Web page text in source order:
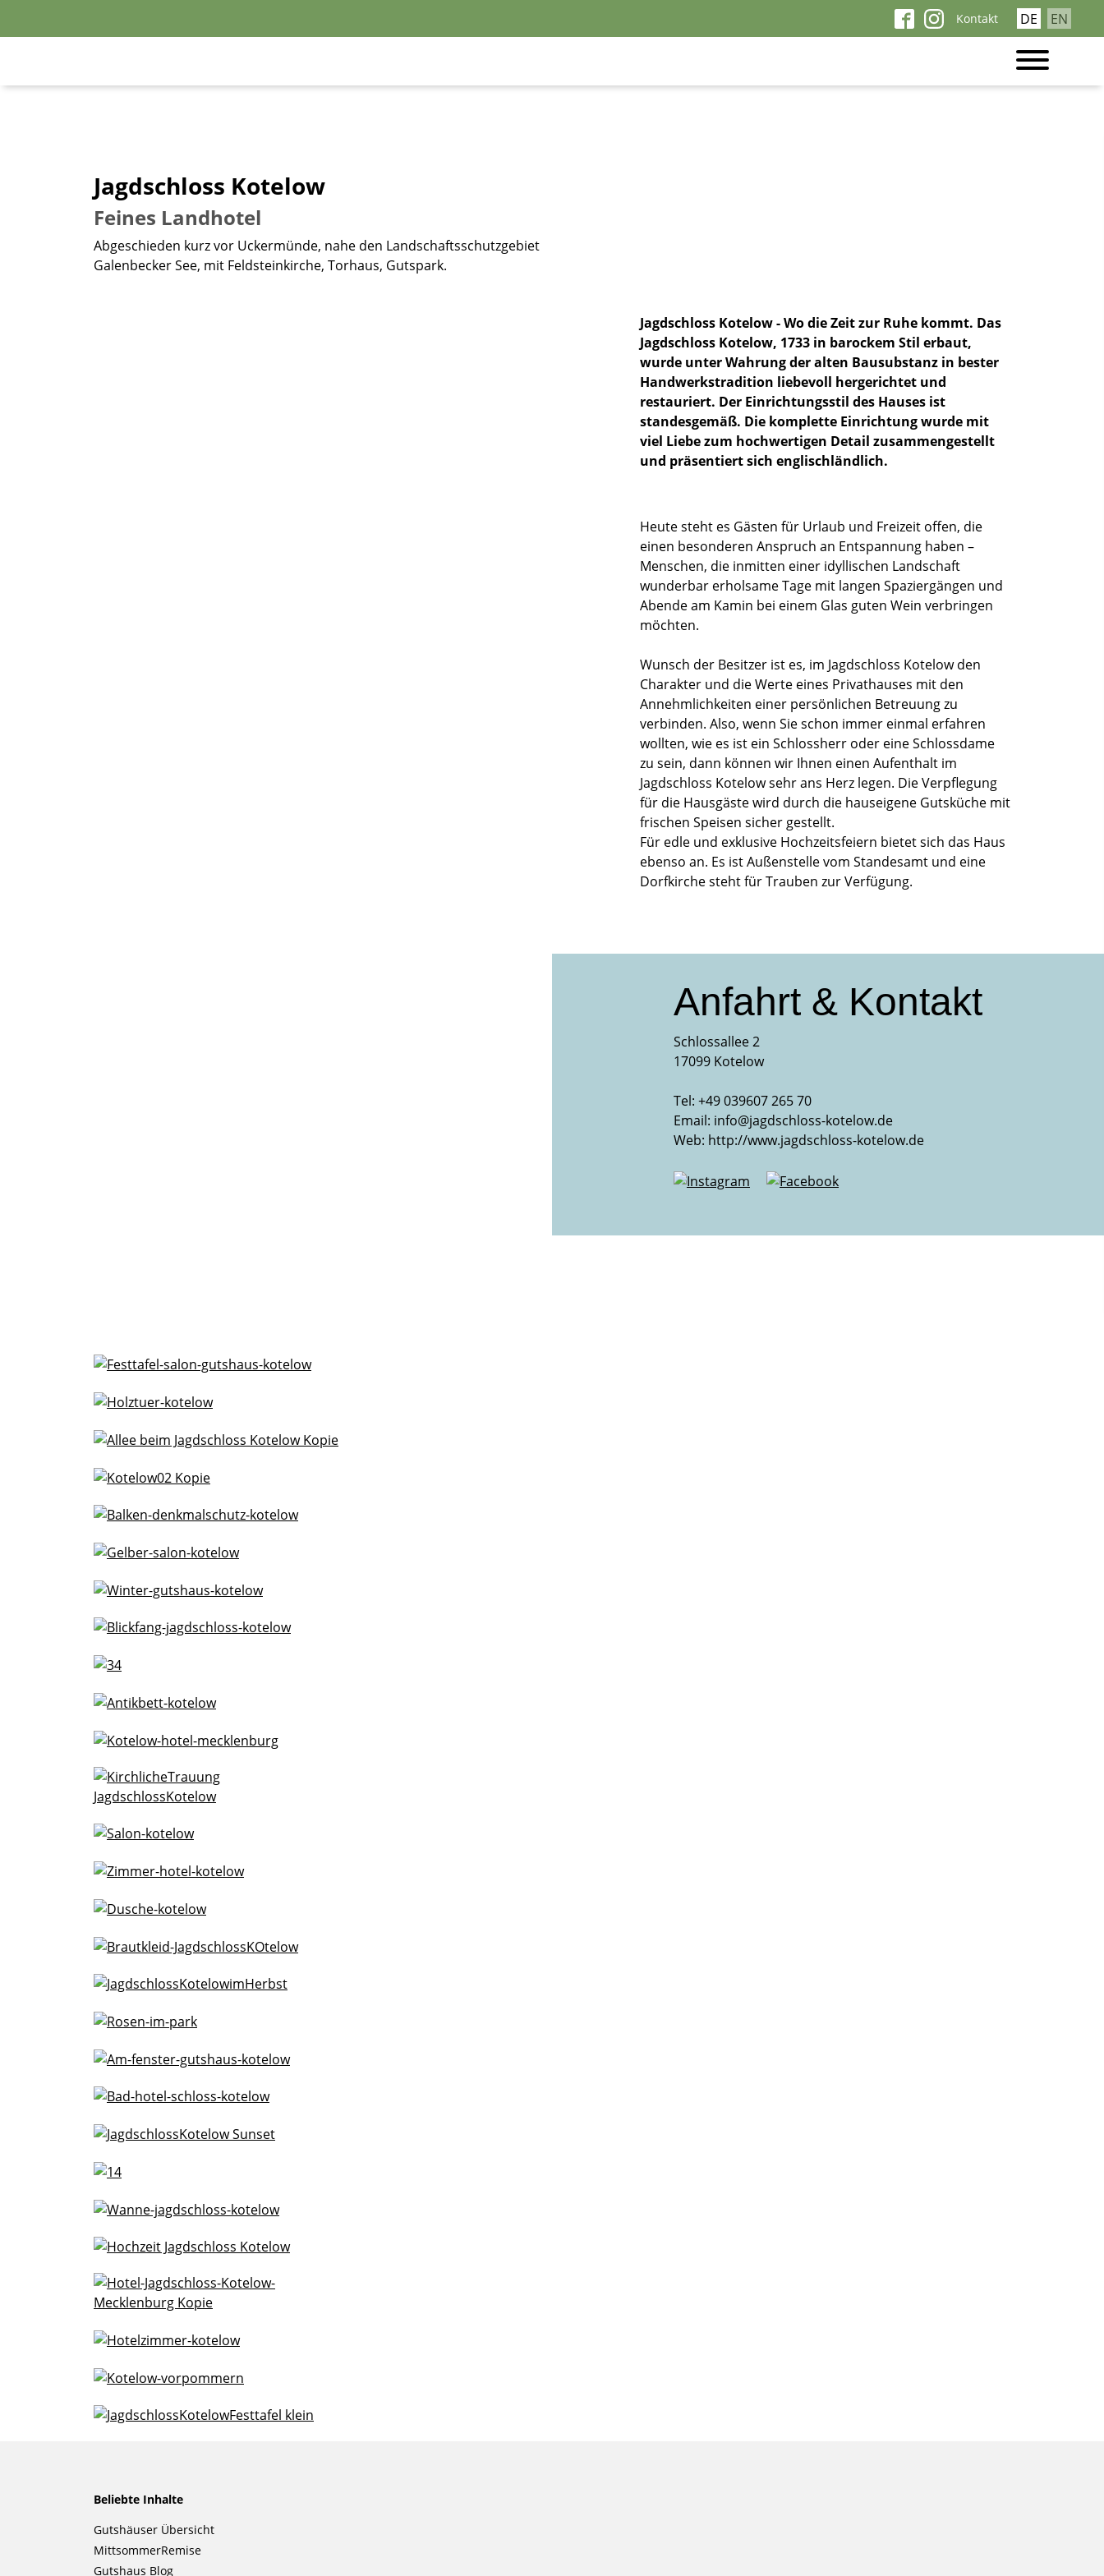
Navigation
überspringen
Kontakt DE EN
Jagdschloss Kotelow
Feines Landhotel
Abgeschieden kurz vor Uckermünde, nahe den Landschaftsschutzgebiet
Galenbecker See, mit Feldsteinkirche, Torhaus, Gutspark.
Jagdschloss Kotelow - Wo die Zeit zur Ruhe kommt. Das
Jagdschloss Kotelow, 1733 in barockem Stil erbaut,
wurde unter Wahrung der alten Bausubstanz in bester
Handwerkstradition liebevoll hergerichtet und
restauriert. Der Einrichtungsstil des Hauses ist
standesgemäß. Die komplette Einrichtung wurde mit
viel Liebe zum hochwertigen Detail zusammengestellt
und präsentiert sich englischländlich.
Heute steht es Gästen für Urlaub und Freizeit offen, die
einen besonderen Anspruch an Entspannung haben –
Menschen, die inmitten einer idyllischen Landschaft
wunderbar erholsame Tage mit langen Spaziergängen und
Abende am Kamin bei einem Glas guten Wein verbringen
möchten.
Wunsch der Besitzer ist es, im Jagdschloss Kotelow den
Charakter und die Werte eines Privathauses mit den
Annehmlichkeiten einer persönlichen Betreuung zu
verbinden. Also, wenn Sie schon immer einmal erfahren
wollten, wie es ist ein Schlossherr oder eine Schlossdame
zu sein, dann können wir Ihnen einen Aufenthalt im
Jagdschloss Kotelow sehr ans Herz legen. Die Verpflegung
für die Hausgäste wird durch die hauseigene Gutsküche mit
frischen Speisen sicher gestellt.
Für edle und exklusive Hochzeitsfeiern bietet sich das Haus
ebenso an. Es ist Außenstelle vom Standesamt und eine
Dorfkirche steht für Trauben zur Verfügung.
Anfahrt & Kontakt
Schlossallee 2
17099 Kotelow
Tel: +49 039607 265 70
Email: info@jagdschloss-kotelow.de
Web: http://www.jagdschloss-kotelow.de
Beliebte Inhalte
Navigation
überspringen
Gutshäuser Übersicht
MittsommerRemise
Gutshaus Blog